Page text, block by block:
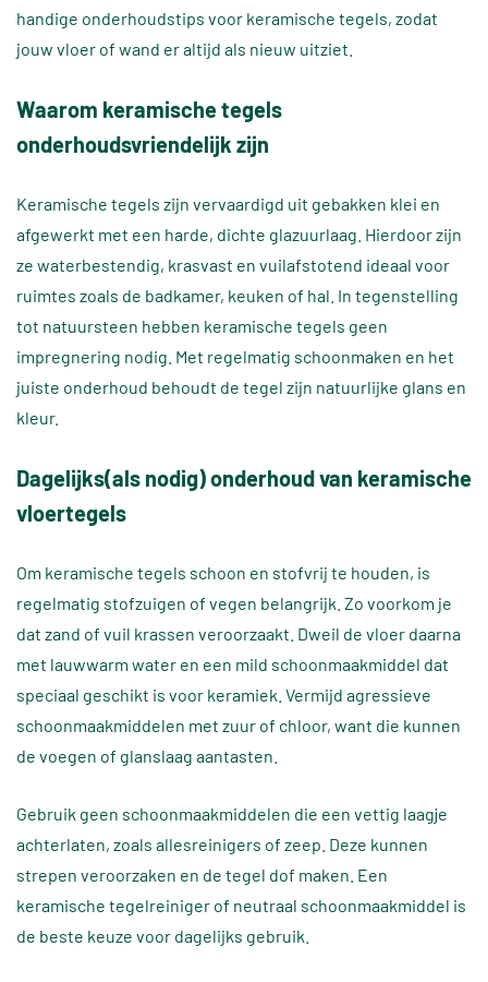
handige onderhoudstips voor keramische tegels, zodat
jouw vloer of wand er altijd als nieuw uitziet.
Waarom keramische tegels
onderhoudsvriendelijk zijn
Keramische tegels zijn vervaardigd uit gebakken klei en
afgewerkt met een harde, dichte glazuurlaag. Hierdoor zijn
ze waterbestendig, krasvast en vuilafstotend ideaal voor
ruimtes zoals de badkamer, keuken of hal. In tegenstelling
tot natuursteen hebben keramische tegels geen
impregnering nodig. Met regelmatig schoonmaken en het
juiste onderhoud behoudt de tegel zijn natuurlijke glans en
kleur.
Dagelijks(als nodig) onderhoud van keramische
vloertegels
Om keramische tegels schoon en stofvrij te houden, is
regelmatig stofzuigen of vegen belangrijk. Zo voorkom je
dat zand of vuil krassen veroorzaakt. Dweil de vloer daarna
met lauwwarm water en een mild schoonmaakmiddel dat
speciaal geschikt is voor keramiek. Vermijd agressieve
schoonmaakmiddelen met zuur of chloor, want die kunnen
de voegen of glanslaag aantasten.
Gebruik geen schoonmaakmiddelen die een vettig laagje
achterlaten, zoals allesreinigers of zeep. Deze kunnen
strepen veroorzaken en de tegel dof maken. Een
keramische tegelreiniger of neutraal schoonmaakmiddel is
de beste keuze voor dagelijks gebruik.